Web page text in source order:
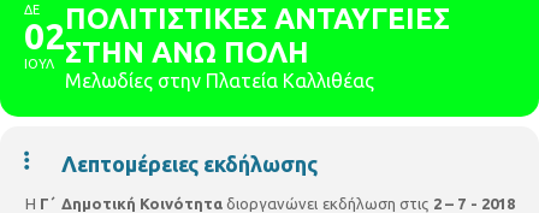
ΔΕ
02
ΙΟΥΛ
ΠΟΛΙΤΙΣΤΙΚΕΣ ΑΝΤΑΥΓΕΙΕΣ
ΣΤΗΝ ΑΝΩ ΠΟΛΗ
Μελωδίες στην Πλατεία Καλλιθέας
Λεπτομέρειες εκδήλωσης
Η Γ΄ Δημοτική Κοινότητα διοργανώνει εκδήλωση στις 2 – 7 - 2018